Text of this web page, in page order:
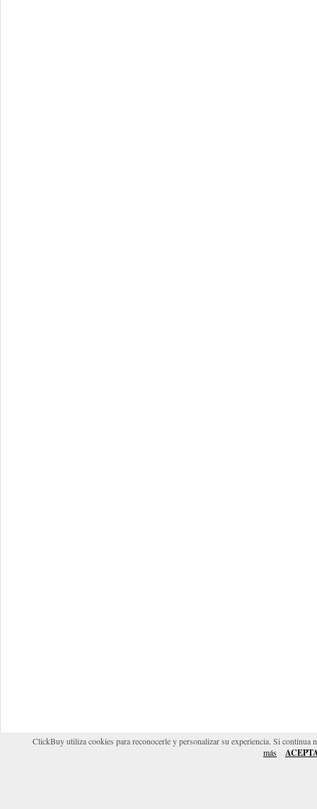
ClickBuy utiliza cookies para reconocerle y personalizar su experiencia. Si continua
más